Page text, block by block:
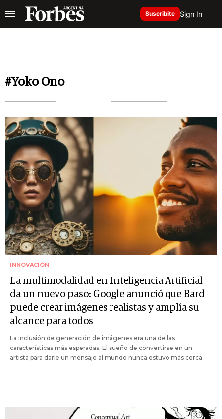
Suscribite Sign In
#Yoko Ono
INNOVACIÓN
La multimodalidad en Inteligencia Artificial
da un nuevo paso: Google anunció que Bard
puede crear imágenes realistas y amplía su
alcance para todos
La inclusión de generación de imágenes era una de las
características más esperadas. El sueño de convertirse en un
artista para darle un mensaje al mundo nunca estuvo más cerca.